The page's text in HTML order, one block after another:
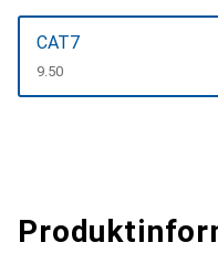
CAT7
CHF
9.50